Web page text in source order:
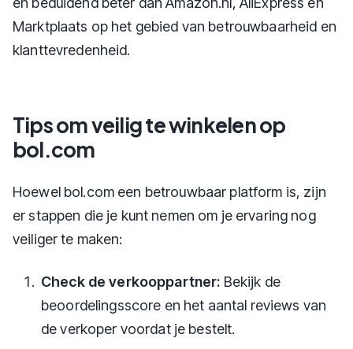
Marktplaats op het gebied van betrouwbaarheid en
klanttevredenheid.
Tips om veilig te winkelen op
bol.com
Hoewel bol.com een betrouwbaar platform is, zijn
er stappen die je kunt nemen om je ervaring nog
veiliger te maken:
Check de verkooppartner: Bekijk de
beoordelingsscore en het aantal reviews van
de verkoper voordat je bestelt.